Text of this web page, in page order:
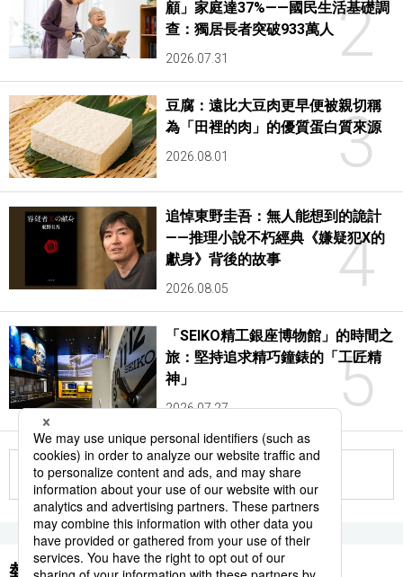
2
顧」家庭達37%——國民生活基礎調
查：獨居長者突破933萬人
2026.07.31
3
豆腐：遠比大豆肉更早便被親切稱
為「田裡的肉」的優質蛋白質來源
2026.08.01
4
追悼東野圭吾：無人能想到的詭計
——推理小說不朽經典《嫌疑犯X的
獻身》背後的故事
2026.08.05
5
「SEIKO精工銀座博物館」的時間之
旅：堅持追求精巧鐘錶的「工匠精
神」
2026.07.27
更多